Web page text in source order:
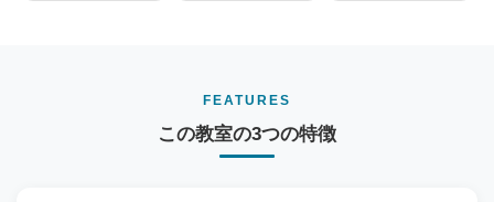
FEATURES
この教室の3つの特徴